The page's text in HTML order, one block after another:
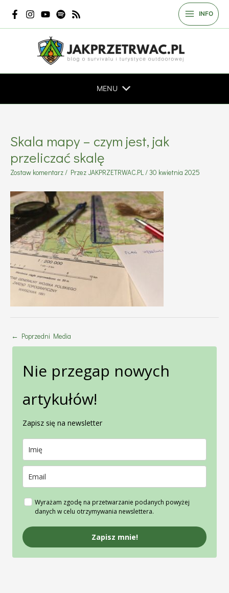
treści
INFO
MENU
Skala mapy – czym jest, jak
przeliczać skalę
Zostaw komentarz/ PrzezJAKPRZETRWAC.PL/30 kwietnia 2025
← Poprzedni Media
Nie przegap nowych
artykułów!
Zapisz się na newsletter
Wyrażam zgodę na przetwarzanie podanych powyżej
danych w celu otrzymywania newslettera.
Zapisz mnie!